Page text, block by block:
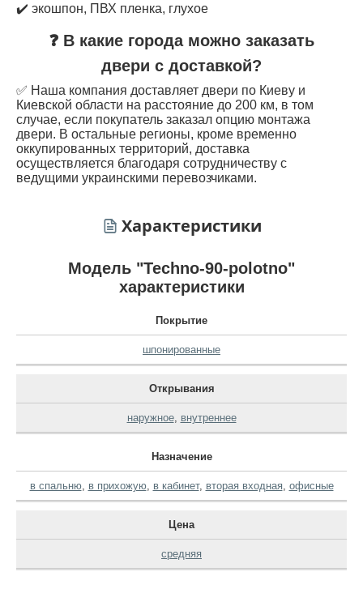
✔️ экошпон, ПВХ пленка, глухое
❓ В какие города можно заказать
двери с доставкой?
✅ Наша компания доставляет двери по Киеву и
Киевской области на расстояние до 200 км, в том
случае, если покупатель заказал опцию монтажа
двери. В остальные регионы, кроме временно
оккупированных территорий, доставка
осуществляется благодаря сотрудничеству с
ведущими украинскими перевозчиками.
Характеристики
Модель "Techno-90-polotno"
характеристики
Покрытие
шпонированные
Открывания
наружное, внутреннее
Назначение
в спальню, в прихожую, в кабинет, вторая входная, офисные
Цена
средняя